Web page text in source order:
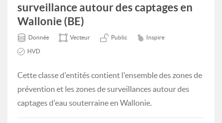
surveillance autour des captages en
Wallonie (BE)
Donnée Vecteur Public Inspire
HVD
Cette classe d'entités contient l'ensemble des zones de
prévention et les zones de surveillances autour des
captages d'eau souterraine en Wallonie.